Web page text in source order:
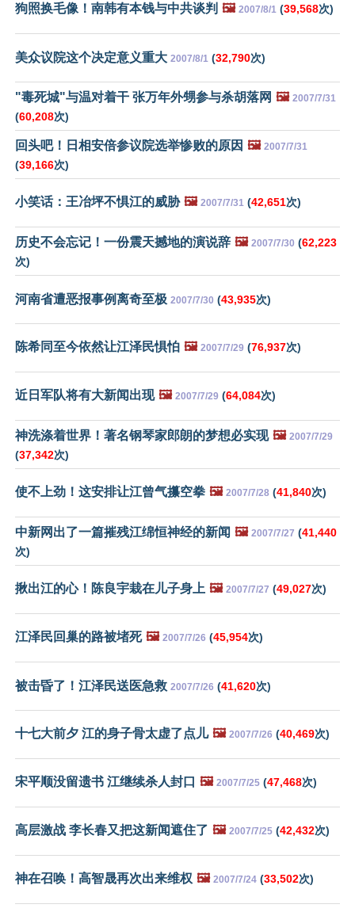
狗照换毛像！南韩有本钱与中共谈判 🖼️ 2007/8/1 (39,568次)
美众议院这个决定意义重大 2007/8/1 (32,790次)
"毒死城"与温对着干 张万年外甥参与杀胡落网 🖼️ 2007/7/31
(60,208次)
回头吧！日相安倍参议院选举惨败的原因 🖼️ 2007/7/31
(39,166次)
小笑话：王冶坪不惧江的威胁 🖼️ 2007/7/31 (42,651次)
历史不会忘记！一份震天撼地的演说辞 🖼️ 2007/7/30 (62,223
次)
河南省遭恶报事例离奇至极 2007/7/30 (43,935次)
陈希同至今依然让江泽民惧怕 🖼️ 2007/7/29 (76,937次)
近日军队将有大新闻出现 🖼️ 2007/7/29 (64,084次)
神洗涤着世界！著名钢琴家郎朗的梦想必实现 🖼️ 2007/7/29
(37,342次)
使不上劲！这安排让江曾气攥空拳 🖼️ 2007/7/28 (41,840次)
中新网出了一篇摧残江绵恒神经的新闻 🖼️ 2007/7/27 (41,440
次)
揪出江的心！陈良宇栽在儿子身上 🖼️ 2007/7/27 (49,027次)
江泽民回巢的路被堵死 🖼️ 2007/7/26 (45,954次)
被击昏了！江泽民送医急救 2007/7/26 (41,620次)
十七大前夕 江的身子骨太虚了点儿 🖼️ 2007/7/26 (40,469次)
宋平顺没留遗书 江继续杀人封口 🖼️ 2007/7/25 (47,468次)
高层激战 李长春又把这新闻遮住了 🖼️ 2007/7/25 (42,432次)
神在召唤！高智晟再次出来维权 🖼️ 2007/7/24 (33,502次)